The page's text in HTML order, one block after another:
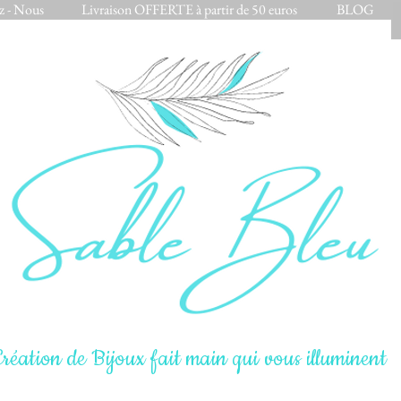
- Nous Livraison OFFERTE à partir de 50 euros BLOG
de Bijoux fait main qui vous illuminent